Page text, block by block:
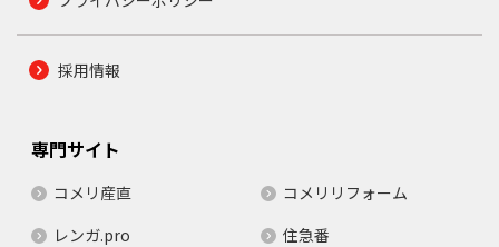
採用情報
専門サイト
コメリ産直
コメリリフォーム
レンガ.pro
住急番